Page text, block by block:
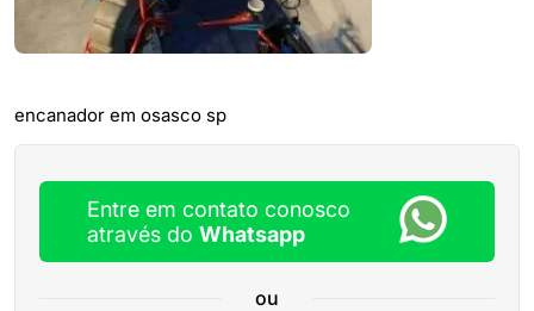
encanador em osasco sp
Entre em contato conosco
através do Whatsapp
ou